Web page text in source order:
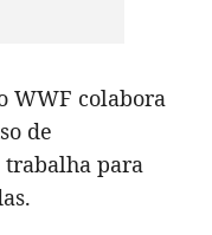
WWF colabora
de
trabalha para